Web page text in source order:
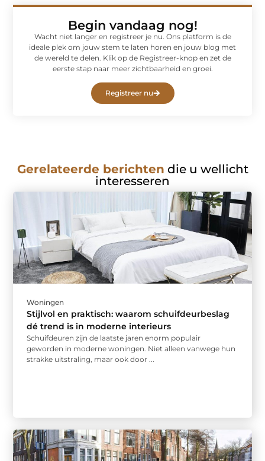
Begin vandaag nog!
Wacht niet langer en registreer je nu. Ons platform is de
ideale plek om jouw stem te laten horen en jouw blog met
de wereld te delen. Klik op de Registreer-knop en zet de
eerste stap naar meer zichtbaarheid en groei.
Registreer nu
Gerelateerde berichten die u wellicht
interesseren
Woningen
Stijlvol en praktisch: waarom schuifdeurbeslag
dé trend is in moderne interieurs
Schuifdeuren zijn de laatste jaren enorm populair
geworden in moderne woningen. Niet alleen vanwege hun
strakke uitstraling, maar ook door ...